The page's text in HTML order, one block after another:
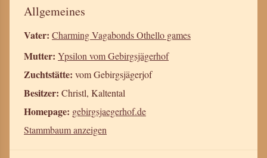
Allgemeines
Vater: Charming Vagabonds Othello games
Mutter: Ypsilon vom Gebirgsjägerhof
Zuchtstätte: vom Gebirgsjägerjof
Besitzer: Christl, Kaltental
Homepage: gebirgsjaegerhof.de
Stammbaum anzeigen